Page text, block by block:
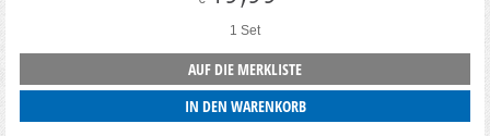
1 Set
AUF DIE MERKLISTE
IN DEN WARENKORB